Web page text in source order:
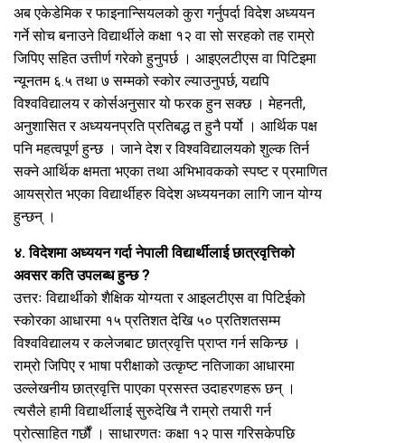
अब एकेडेमिक र फाइनान्सियलको कुरा गर्नुपर्दा विदेश अध्ययन
गर्ने सोच बनाउने विद्यार्थीले कक्षा १२ वा सो सरहको तह राम्रो
जिपिए सहित उत्तीर्ण गरेको हुनुपर्छ । आइएलटीएस वा पिटिइमा
न्यूनतम ६.५ तथा ७ सम्मको स्कोर ल्याउनुपर्छ, यद्यपि
विश्वविद्यालय र कोर्सअनुसार यो फरक हुन सक्छ । मेहनती,
अनुशासित र अध्ययनप्रति प्रतिबद्ध त हुनै पर्यो । आर्थिक पक्ष
पनि महत्वपूर्ण हुन्छ । जाने देश र विश्वविद्यालयको शुल्क तिर्न
सक्ने आर्थिक क्षमता भएका तथा अभिभावकको स्पष्ट र प्रमाणित
आयस्रोत भएका विद्यार्थीहरु विदेश अध्ययनका लागि जान योग्य
हुन्छन् ।
४. विदेशमा अध्ययन गर्दा नेपाली विद्यार्थीलाई छात्रवृत्तिको
अवसर कति उपलब्ध हुन्छ ?
उत्तरः विद्यार्थीको शैक्षिक योग्यता र आइलटीएस वा पिटिईको
स्कोरका आधारमा १५ प्रतिशत देखि ५० प्रतिशतसम्म
विश्वविद्यालय र कलेजबाट छात्रवृत्ति प्राप्त गर्न सकिन्छ ।
राम्रो जिपिए र भाषा परीक्षाको उत्कृष्ट नतिजाका आधारमा
उल्लेखनीय छात्रवृत्ति पाएका प्रसस्त उदाहरणहरू छन् ।
त्यसैले हामी विद्यार्थीलाई सुरुदेखि नै राम्रो तयारी गर्न
प्रोत्साहित गर्छौं । साधारणतः कक्षा १२ पास गरिसकेपछि